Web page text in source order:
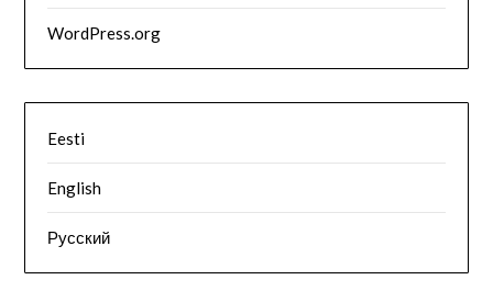
WordPress.org
Eesti
English
Русский